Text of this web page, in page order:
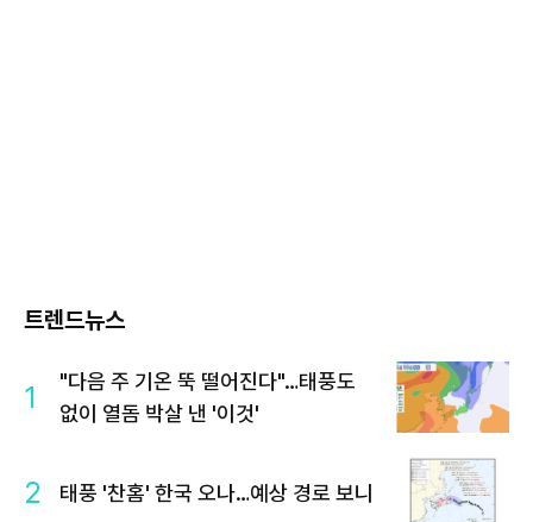
트렌드뉴스
1
"다음 주 기온 뚝 떨어진다"…태풍도
없이 열돔 박살 낸 '이것'
2 태풍 '찬홈' 한국 오나…예상 경로 보니